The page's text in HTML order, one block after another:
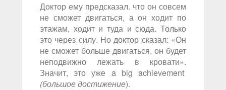
Доктор ему предсказал. что он совсем
не сможет двигаться, а он ходит по
этажам, ходит и туда и сюда. Только
это через силу. Но доктор сказал: «Он
не сможет больше двигаться, он будет
неподвижно лежать в кровати».
Значит, это уже a big achievement
(большое достижение).